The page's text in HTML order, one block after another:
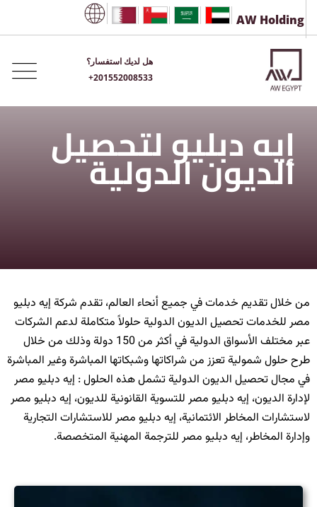
AW Holding
هل لديك استفسار؟
+201552008533
إيه دبليو لتحصيل
الديون الدولية
من خلال تقديم خدمات في جميع أنحاء العالم، تقدم شركة إيه دبليو
مصر للخدمات تحصيل الديون الدولية حلولاً متكاملة لدعم الشركات
عبر مختلف الأسواق الدولية في أكثر من 150 دولة وذلك من خلال
طرح حلول شمولية تعزز من شراكاتها وشبكاتها المباشرة وغير المباشرة
في مجال تحصيل الديون الدولية تشمل هذه الحلول : إيه دبليو مصر
لإدارة الديون، إيه دبليو مصر للتسوية القانونية للديون، إيه دبليو مصر
لاستشارات المخاطر الائتمانية، إيه دبليو مصر للاستشارات التجارية
وإدارة المخاطر، إيه دبليو مصر للترجمة المهنية المتخصصة.